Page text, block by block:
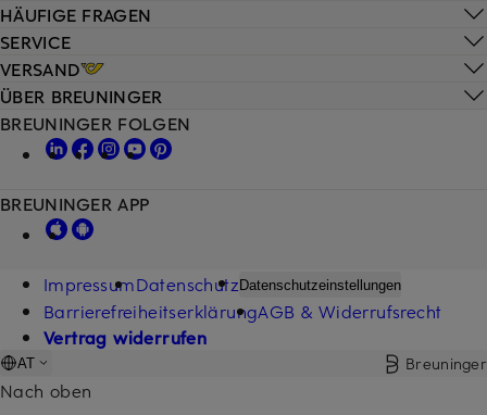
HÄUFIGE FRAGEN
SERVICE
VERSAND
ÜBER BREUNINGER
BREUNINGER FOLGEN
BREUNINGER APP
ImpressumDatenschutzDatenschutzeinstellungen
BarrierefreiheitserklärungAGB & Widerrufsrecht
Vertrag widerrufen
AT Breuninger
Nach oben